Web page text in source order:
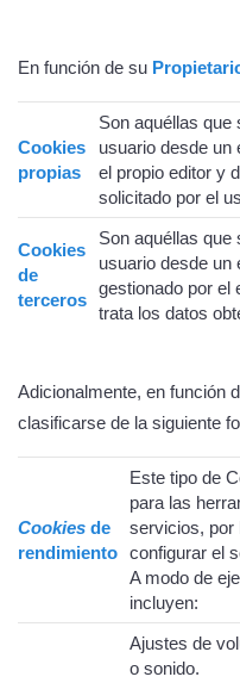
En función de su
Cookies
propias
Son aquéllas que
usuario desde un
el propio editor y
solicitado por el
Cookies
de
terceros
Son aquéllas que
usuario desde un
gestionado por el
trata los datos
Adicionalmente, en función
clasificarse de la siguiente
Cookies de
rendimiento
Este tipo de
para las
servicios, por
configurar el
A modo de
incluyen:
Ajustes de
o sonido.